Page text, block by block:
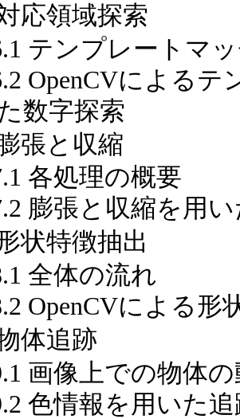
応領域探索
テンプレートマ
OpenCVによる
数字探索
張と収縮
各処理の概要
膨張と収縮を用
状特徴抽出
全体の流れ
OpenCVによる形
体追跡
画像上での物体
色情報を用いた